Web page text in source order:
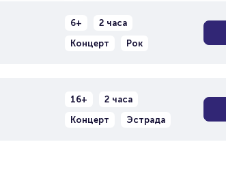
6+
2 часа
Концерт
Рок
16+
2 часа
Концерт
Эстрада